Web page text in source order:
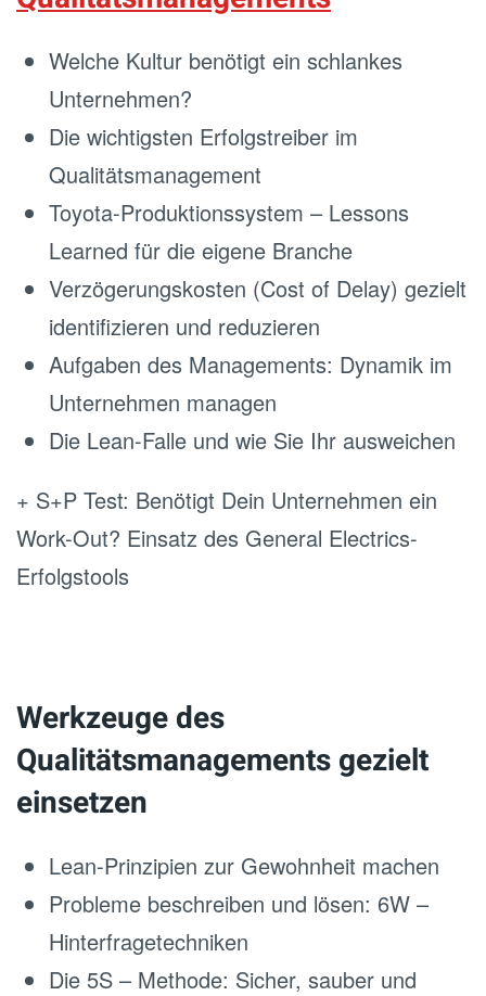
Welche Kultur benötigt ein schlankes
Unternehmen?
Die wichtigsten Erfolgstreiber im
Qualitätsmanagement
Toyota-Produktionssystem – Lessons
Learned für die eigene Branche
Verzögerungskosten (Cost of Delay) gezielt
identifizieren und reduzieren
Aufgaben des Managements: Dynamik im
Unternehmen managen
Die Lean-Falle und wie Sie Ihr ausweichen
+ S+P Test: Benötigt Dein Unternehmen ein
Work-Out? Einsatz des General Electrics-
Erfolgstools
Werkzeuge des
Qualitätsmanagements gezielt
einsetzen
Lean-Prinzipien zur Gewohnheit machen
Probleme beschreiben und lösen: 6W –
Hinterfragetechniken
Die 5S – Methode: Sicher, sauber und